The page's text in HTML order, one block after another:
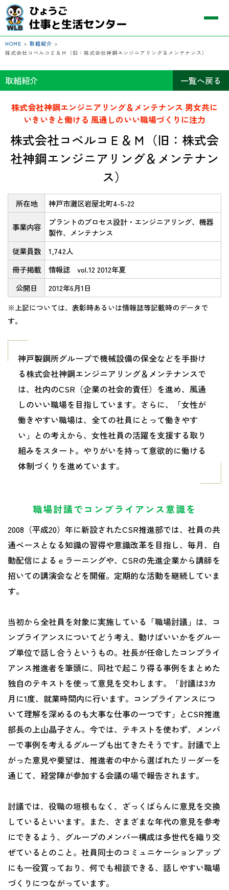
HOME > 取組紹介 >
株式会社コベルコＥ＆Ｍ（旧：株式会社神鋼エンジニアリング＆メンテナンス）
取組紹介 一覧へ戻る
株式会社神鋼エンジニアリング＆メンテナンス 男女共に
いきいきと働ける 風通しのいい職場づくりに注力
株式会社コベルコＥ＆Ｍ（旧：株式会
社神鋼エンジニアリング＆メンテナン
ス）
所在地 神戸市灘区岩屋北町4-5-22
事業内容
プラントのプロセス設計・エンジニアリング、機器
製作、メンテナンス
従業員数
1,742人
冊子掲載
情報誌 vol.12 2012年夏
公開日
2012年6月1日
※上記については、表彰時あるいは情報誌等記載時のデータで
す。
神戸製鋼所グループで機械設備の保全などを手掛け
る株式会社神鋼エンジニアリング＆メンテナンスで
は、社内のCSR（企業の社会的責任）を進め、風通
しのいい職場を目指しています。さらに、「女性が
働きやすい職場は、全ての社員にとって働きやす
い」との考えから、女性社員の活躍を支援する取り
組みをスタート。やりがいを持って意欲的に働ける
体制づくりを進めています。
職場討議でコンプライアンス意識を
2008（平成20）年に新設されたCSR推進部では、社員の共
通ベースとなる知識の習得や意識改革を目指し、毎月、自
動配信によるｅラーニングや、CSRの先進企業から講師を
招いての講演会などを開催。定期的な活動を継続していま
す。
当初から全社員を対象に実施している「職場討議」は、コ
ンプライアンスについてどう考え、動けばいいかをグルー
プ単位で話し合うというもの。社長が任命したコンプライ
アンス推進者を筆頭に、同社で起こり得る事例をまとめた
独自のテキストを使って意見を交わします。「討議は3カ
月に1度、就業時間内に行います。コンプライアンスにつ
いて理解を深めるのも大事な仕事の一つです」とCSR推進
部長の上山晶子さん。今では、テキストを使わず、メンバ
ーで事例を考えるグループも出てきたそうです。討議で上
がった意見や要望は、推進者の中から選ばれたリーダーを
通じて、経営陣が参加する会議の場で報告されます。
討議では、役職の垣根もなく、ざっくばらんに意見を交換
しているといいます。また、さまざまな年代の意見を参考
にできるよう、グループのメンバー構成は多世代を織り交
ぜているとのこと。社員同士のコミュニケーションアップ
にも一役買っており、何でも相談できる、話しやすい職場
づくりにつながっています。